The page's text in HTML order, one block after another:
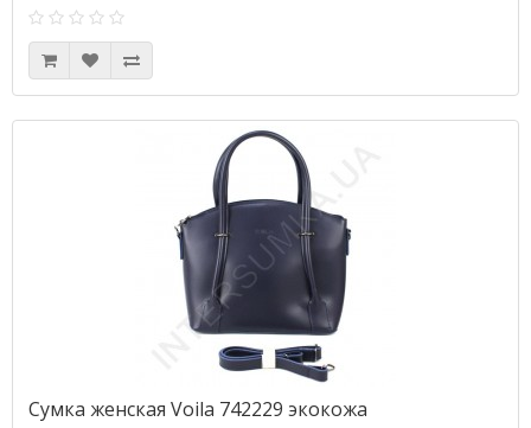
Сумка женская Voila 742229 экокожа